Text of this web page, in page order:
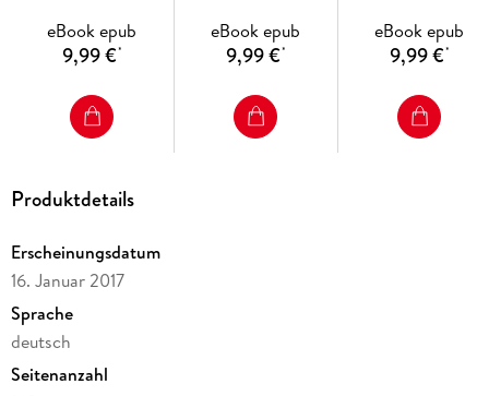
eBook epub
9,99 €*
eBook epub
9,99 €*
eBook epub
9,99 €*
Produktdetails
Erscheinungsdatum
16. Januar 2017
Sprache
deutsch
Seitenanzahl